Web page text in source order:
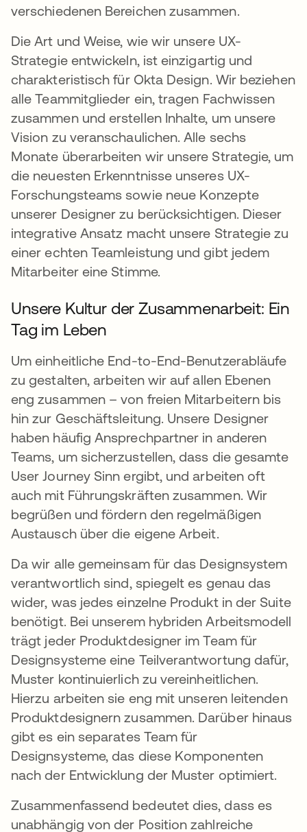
verschiedenen Bereichen zusammen.
Die Art und Weise, wie wir unsere UX-
Strategie entwickeln, ist einzigartig und
charakteristisch für Okta Design. Wir beziehen
alle Teammitglieder ein, tragen Fachwissen
zusammen und erstellen Inhalte, um unsere
Vision zu veranschaulichen. Alle sechs
Monate überarbeiten wir unsere Strategie, um
die neuesten Erkenntnisse unseres UX-
Forschungsteams sowie neue Konzepte
unserer Designer zu berücksichtigen. Dieser
integrative Ansatz macht unsere Strategie zu
einer echten Teamleistung und gibt jedem
Mitarbeiter eine Stimme.
Unsere Kultur der Zusammenarbeit: Ein
Tag im Leben
Um einheitliche End-to-End-Benutzerabläufe
zu gestalten, arbeiten wir auf allen Ebenen
eng zusammen – von freien Mitarbeitern bis
hin zur Geschäftsleitung. Unsere Designer
haben häufig Ansprechpartner in anderen
Teams, um sicherzustellen, dass die gesamte
User Journey Sinn ergibt, und arbeiten oft
auch mit Führungskräften zusammen. Wir
begrüßen und fördern den regelmäßigen
Austausch über die eigene Arbeit.
Da wir alle gemeinsam für das Designsystem
verantwortlich sind, spiegelt es genau das
wider, was jedes einzelne Produkt in der Suite
benötigt. Bei unserem hybriden Arbeitsmodell
trägt jeder Produktdesigner im Team für
Designsysteme eine Teilverantwortung dafür,
Muster kontinuierlich zu vereinheitlichen.
Hierzu arbeiten sie eng mit unseren leitenden
Produktdesignern zusammen. Darüber hinaus
gibt es ein separates Team für
Designsysteme, das diese Komponenten
nach der Entwicklung der Muster optimiert.
Zusammenfassend bedeutet dies, dass es
unabhängig von der Position zahlreiche